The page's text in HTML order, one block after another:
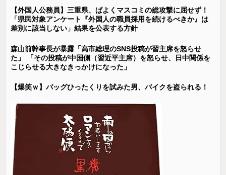
【外国人公務員】三重県、ぱよくマスコミの総攻撃に屈せず！
「県民対象アンケート『外国人の職員採用を続けるべきか』は
差別に該当しない」結果を公表する方針
森山前幹事長が暴露「高市総理のSNS投稿が習主席を怒らせ
た」 「その投稿が中国側（習近平主席）を怒らせ、日中関係を
こじらせる大きなきっかけになった」
【爆笑ｗ】バッグひったくりを試みた男、バイクを盗られる！